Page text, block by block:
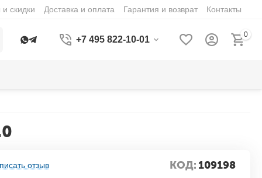
скидки Доставка и оплата Гарантия и возврат Контакты
+7 495 822-10-01 0
отзыв КОД:109198